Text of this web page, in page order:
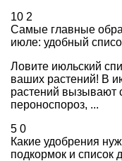
10 2
Самые главные
июле: удобный
Ловите июльский
ваших растений! В
растений
пероноспороз, ...
5 0
Какие удобрения
подкормок и список